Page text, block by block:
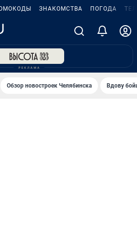
ЗНАКОМСТВА ПОГОДА
Обзор новостроек Челябинска Вдову